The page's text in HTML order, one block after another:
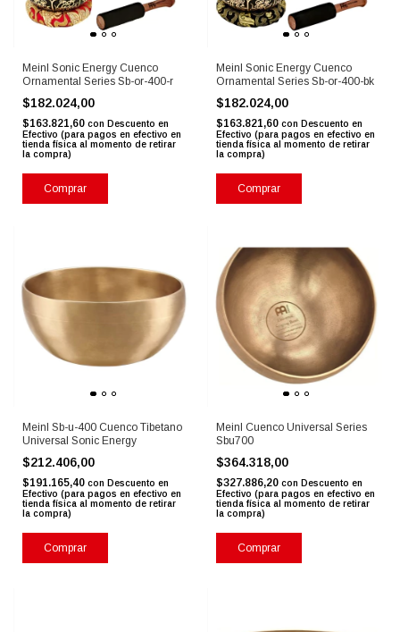
Meinl Sonic Energy Cuenco
Ornamental Series Sb-or-400-r
$182.024,00
$163.821,60 con Descuento en
Efectivo (para pagos en efectivo en
tienda física al momento de retirar
la compra)
Comprar
Meinl Sonic Energy Cuenco
Ornamental Series Sb-or-400-bk
$182.024,00
$163.821,60 con Descuento en
Efectivo (para pagos en efectivo en
tienda física al momento de retirar
la compra)
Comprar
Meinl Sb-u-400 Cuenco Tibetano
Universal Sonic Energy
$212.406,00
$191.165,40 con Descuento en
Efectivo (para pagos en efectivo en
tienda física al momento de retirar
la compra)
Meinl Cuenco Universal Series
Sbu700
$364.318,00
$327.886,20 con Descuento en
Efectivo (para pagos en efectivo en
tienda física al momento de retirar
la compra)